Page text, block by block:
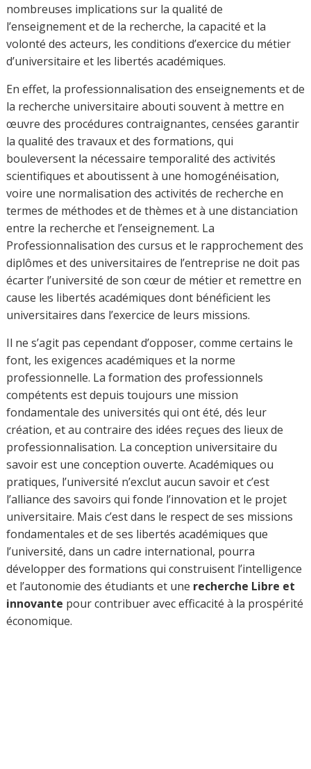
nombreuses implications sur la qualité de
l’enseignement et de la recherche, la capacité et la
volonté des acteurs, les conditions d’exercice du métier
d’universitaire et les libertés académiques.
En effet, la professionnalisation des enseignements et de
la recherche universitaire abouti souvent à mettre en
œuvre des procédures contraignantes, censées garantir
la qualité des travaux et des formations, qui
bouleversent la nécessaire temporalité des activités
scientifiques et aboutissent à une homogénéisation,
voire une normalisation des activités de recherche en
termes de méthodes et de thèmes et à une distanciation
entre la recherche et l’enseignement. La
Professionnalisation des cursus et le rapprochement des
diplômes et des universitaires de l’entreprise ne doit pas
écarter l’université de son cœur de métier et remettre en
cause les libertés académiques dont bénéficient les
universitaires dans l’exercice de leurs missions.
Il ne s’agit pas cependant d’opposer, comme certains le
font, les exigences académiques et la norme
professionnelle. La formation des professionnels
compétents est depuis toujours une mission
fondamentale des universités qui ont été, dés leur
création, et au contraire des idées reçues des lieux de
professionnalisation. La conception universitaire du
savoir est une conception ouverte. Académiques ou
pratiques, l’université n’exclut aucun savoir et c’est
l’alliance des savoirs qui fonde l’innovation et le projet
universitaire. Mais c’est dans le respect de ses missions
fondamentales et de ses libertés académiques que
l’université, dans un cadre international, pourra
développer des formations qui construisent l’intelligence
et l’autonomie des étudiants et une recherche Libre et
innovante pour contribuer avec efficacité à la prospérité
économique.